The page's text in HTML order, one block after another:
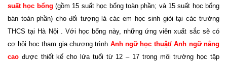
suất học bổng (gồm 15 suất học bổng toàn phần; và 15 suất học bổng
bán toàn phần) cho đối tượng là các em học sinh giỏi tại các trường
THCS tại Hà Nội . Với học bổng này, những ứng viên xuất sắc sẽ có
cơ hội học tham gia chương trình Anh ngữ học thuật/ Anh ngữ nâng
cao được thiết kế cho lứa tuổi từ 12 – 17 trong môi trường học tập